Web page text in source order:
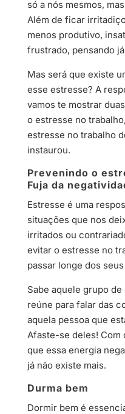
só a nós mesmos,
Além de ficar
menos produtivo,
frustrado, pensando
Mas será que existe
esse estresse? A
vamos te mostrar
o estresse no
estresse no trabalho
instaurou.
Prevenindo o
Fuja da
Estresse é uma
situações que nos
irritados ou
evitar o estresse no
passar longe dos
Sabe aquele grupo
reúne para falar das
aquela pessoa que
Afaste-se deles!
que essa energia
já não existe mais.
Durma bem
Dormir bem é